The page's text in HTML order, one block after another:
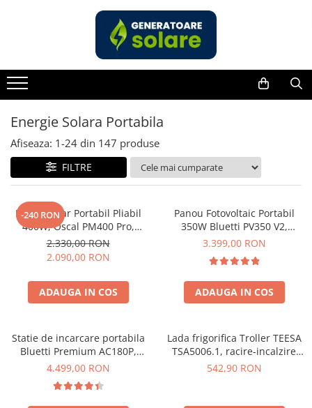
Acasa
Statii de Alimentare Portabile
Pana in 1000W
Intre 1000-2000W
Intre 2000-3000W
Peste 3000W
Cauta dupa marca
Bluetti
EcoFlow
Pecron
Oscal
Accesorii Statii de Alimentare
Kituri Generatoare Solare
Cauta dupa capacitate
Energie Solara Portabila
Afiseaza: 1-24 din 147 produse
FILTRE
-240 RON
Panou Solar Portabil Pliabil
400W, Oscal PM400 Pro,
Monocristalin, ETFE, IP67
2.330,00 RON
2.090,00 RON
ADAUGA IN COS
Panou Fotovoltaic Portabil
350W Bluetti PV350 V2,
Monocristalin, MC4, ETFE,
3.399,00 RON
ADAUGA IN COS
Statie de incarcare portabila
Bluetti Premium AC180P,
Ecran LCD, 1800W, 1440Wh,
4.499,00 RON
Lada frigorifica Troller TEESA
TSA5006.1, racire-incalzire
35L, alimentare bricheta auto
542,90 RON